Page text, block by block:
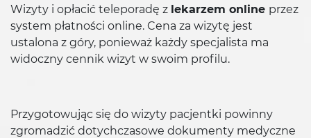
Wizyty i opłacić teleporadę z lekarzem online przez
system płatności online. Cena za wizytę jest
ustalona z góry, ponieważ każdy specjalista ma
widoczny cennik wizyt w swoim profilu.
Przygotowując się do wizyty pacjentki powinny
zgromadzić dotychczasowe dokumenty medyczne